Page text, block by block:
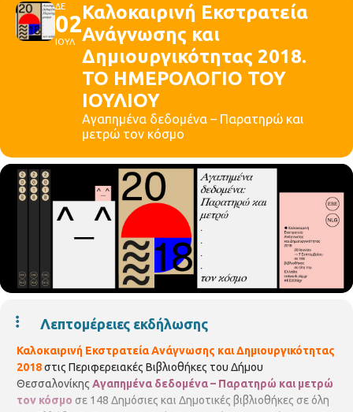
ΔΕ
02
ΙΟΥΛ
Καλοκαιρινή Εκστρατεία
Ανάγνωσης και
Δημιουργικότητας 2018.
ΤΟ ΗΜΕΡΟΛΟΓΙΟ ΤΟΥ
ΙΟΥΛΙΟΥ
Αγαπημένα δεδομένα – Παρατηρώ και
μετρώ τον κόσμο
Λεπτομέρειες εκδήλωσης
Καλοκαιρινή Εκστρατεία Ανάγνωσης και Δημιουργικότητας
2018στις Περιφερειακές Βιβλιοθήκες του Δήμου
Θεσσαλονίκης Αγαπημένα δεδομένα – Παρατηρώ και μετρώ
τον κόσμο σε 148 Δημόσιες και Δημοτικές βιβλιοθήκες σε όλη